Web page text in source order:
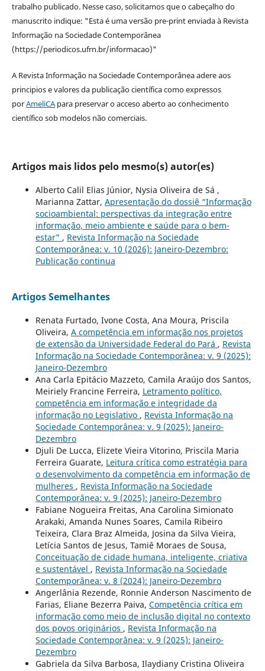
trabalho publicado. Nesse caso, solicitamos que o cabeçalho do
manuscrito indique: "Esta é uma versão pre-print enviada à Revista
Informação na Sociedade Contemporânea
(https://periodicos.ufrn.br/informacao)"
A Revista Informação na Sociedade Contemporânea adere aos
principios e valores da publicação científica como expressos
porAmeliCApara preservar o acceso aberto ao conhecimento
científico sob modelos não comerciais.
Artigos mais lidos pelo mesmo(s) autor(es)
Alberto Calil Elias Júnior, Nysia Oliveira de Sá ,
Marianna Zattar, Apresentação do dossiê “Informação
socioambiental: perspectivas da integração entre
informação, meio ambiente e saúde para o bem-
estar” , Revista Informação na Sociedade
Contemporânea: v. 10 (2026): Janeiro-Dezembro:
Publicação continua
Artigos Semelhantes
Renata Furtado, Ivone Costa, Ana Moura, Priscila
Oliveira, A competência em informação nos projetos
de extensão da Universidade Federal do Pará , Revista
Informação na Sociedade Contemporânea: v. 9 (2025):
Janeiro-Dezembro
Ana Carla Epitácio Mazzeto, Camila Araújo dos Santos,
Meiriely Francine Ferreira, Letramento político,
competência em informação e integridade da
informação no Legislativo , Revista Informação na
Sociedade Contemporânea: v. 9 (2025): Janeiro-
Dezembro
Djuli De Lucca, Elizete Vieira Vitorino, Priscila Maria
Ferreira Guarate, Leitura crítica como estratégia para
o desenvolvimento da competência em informação de
mulheres , Revista Informação na Sociedade
Contemporânea: v. 9 (2025): Janeiro-Dezembro
Fabiane Nogueira Freitas, Ana Carolina Simionato
Arakaki, Amanda Nunes Soares, Camila Ribeiro
Teixeira, Clara Braz Almeida, Josina da Silva Vieira,
Letícia Santos de Jesus, Tamiê Moraes de Sousa,
Conceituação de cidade humana, inteligente, criativa
e sustentável , Revista Informação na Sociedade
Contemporânea: v. 8 (2024): Janeiro-Dezembro
Angerlânia Rezende, Ronnie Anderson Nascimento de
Farias, Eliane Bezerra Paiva, Competência crítica em
informação como meio de inclusão digital no contexto
dos povos originários , Revista Informação na
Sociedade Contemporânea: v. 9 (2025): Janeiro-
Dezembro
Gabriela da Silva Barbosa, Ilaydiany Cristina Oliveira